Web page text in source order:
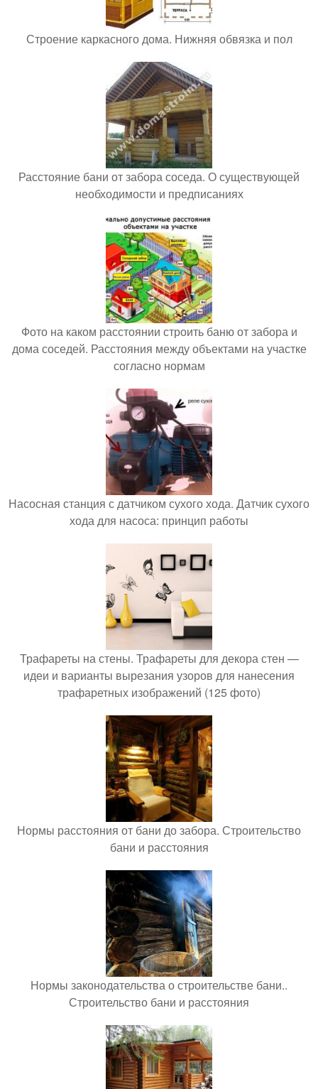
Строение каркасного дома. Нижняя обвязка и пол
Расстояние бани от забора соседа. О существующей
необходимости и предписаниях
Фото на каком расстоянии строить баню от забора и
дома соседей. Расстояния между объектами на участке
согласно нормам
Насосная станция с датчиком сухого хода. Датчик сухого
хода для насоса: принцип работы
Трафареты на стены. Трафареты для декора стен —
идеи и варианты вырезания узоров для нанесения
трафаретных изображений (125 фото)
Нормы расстояния от бани до забора. Строительство
бани и расстояния
Нормы законодательства о строительстве бани..
Строительство бани и расстояния